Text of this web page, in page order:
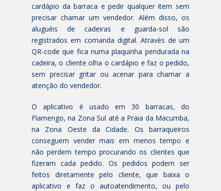
cardápio da barraca e pedir qualquer item sem
precisar chamar um vendedor. Além disso, os
aluguéis de cadeiras e guarda-sol são
registrados em comanda digital. Através de um
QR-code que fica numa plaquinha pendurada na
cadeira, o cliente olha o cardápio e faz o pedido,
sem precisar gritar ou acenar para chamar a
atenção do vendedor.
O aplicativo é usado em 30 barracas, do
Flamengo, na Zona Sul até a Praia da Macumba,
na Zona Oeste da Cidade. Os barraqueiros
conseguem vender mais em menos tempo e
não perdem tempo procurando os clientes que
fizeram cada pedido. Os pedidos podem ser
feitos diretamente pelo cliente, que baixa o
aplicativo e faz o autoatendimento, ou pelo